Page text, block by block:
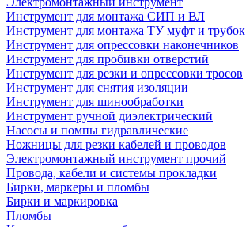
Инструмент для монтажа СИП и ВЛ
Инструмент для монтажа ТУ муфт и трубок
Инструмент для опрессовки наконечников
Инструмент для пробивки отверстий
Инструмент для резки и опрессовки тросов
Инструмент для снятия изоляции
Инструмент для шинообработки
Инструмент ручной диэлектрический
Насосы и помпы гидравлические
Ножницы для резки кабелей и проводов
Электромонтажный инструмент прочий
Провода, кабели и системы прокладки
Бирки, маркеры и пломбы
Бирки и маркировка
Пломбы